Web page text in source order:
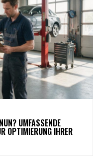
UMFASSENDE
OPTIMIERUNG IHRER